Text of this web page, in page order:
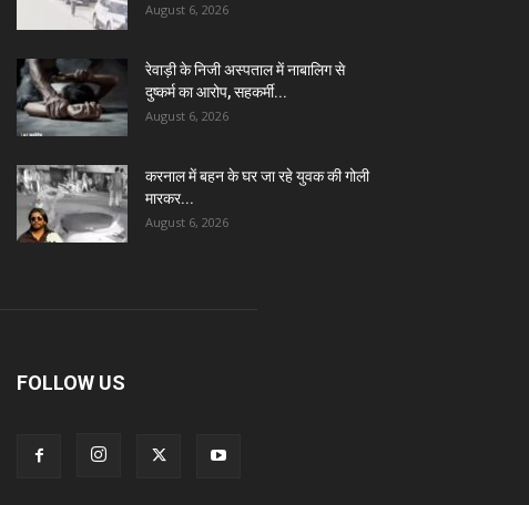
August 6, 2026
रेवाड़ी के निजी अस्पताल में नाबालिग से
दुष्कर्म का आरोप, सहकर्मी...
August 6, 2026
करनाल में बहन के घर जा रहे युवक की गोली
मारकर...
August 6, 2026
FOLLOW US